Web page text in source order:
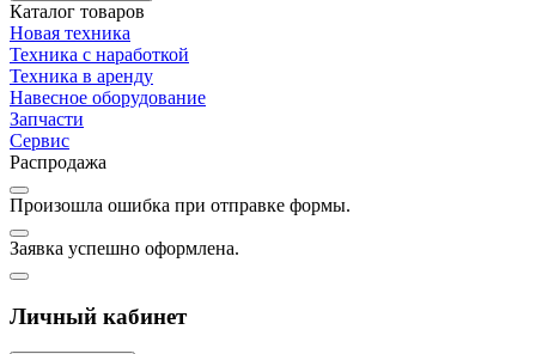
Каталог товаров
Новая техника
Техника с наработкой
Техника в аренду
Навесное оборудование
Запчасти
Сервис
Распродажа
Произошла ошибка при отправке формы.
Заявка успешно оформлена.
Личный кабинет